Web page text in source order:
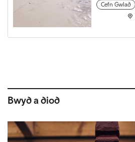
Cefn Gwlad
Bwyd a diod